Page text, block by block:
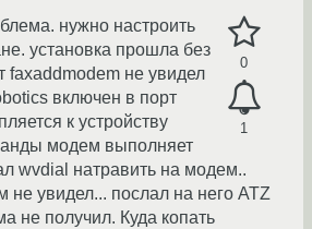
0
1
нужно настроить
установка прошла без
faxaddmodem не увидел
включен в порт
к устройству
модем выполняет
wvdial натравить на модем..
не увидел... послал на него ATZ
не получил. Куда копать